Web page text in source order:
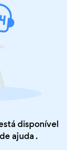
disponível
ajuda .